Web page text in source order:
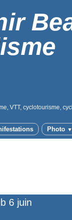
VTT, cyclotourisme,
Photo ▼
6 juin